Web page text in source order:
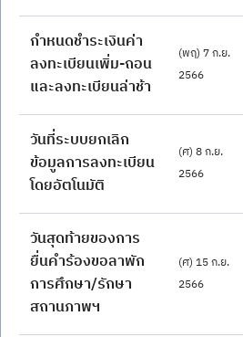
กำหนดชำระเงินค่า
ลงทะเบียนเพิ่ม-ถอน
และลงทะเบียนล่าช้า
(พฤ) 7 ก.ย.
2566
วันที่ระบบยกเลิก
ข้อมูลการลงทะเบียน
โดยอัตโนมัติ
(ศ) 8 ก.ย.
2566
วันสุดท้ายของการ
ยื่นคำร้องขอลาพัก
การศึกษา/รักษา
สถานภาพฯ
(ศ) 15 ก.ย.
2566